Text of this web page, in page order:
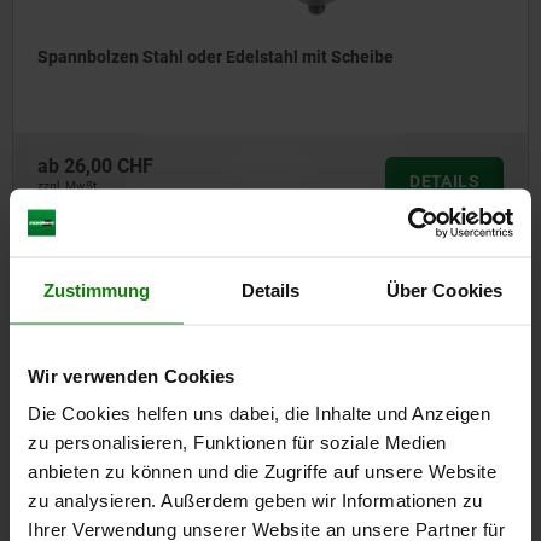
Zustimmung Details Über Cookies
Wir verwenden Cookies
Die Cookies helfen uns dabei, die Inhalte und Anzeigen
zu personalisieren, Funktionen für soziale Medien
anbieten zu können und die Zugriffe auf unsere Website
zu analysieren. Außerdem geben wir Informationen zu
Ihrer Verwendung unserer Website an unsere Partner für
Spannbolzen Stahl oder Edelstahl mit Scheibe
ab 26,00 CHF
zzgl. MwSt.
DETAILS
04755
Spannbolzen Stahl oder Edelstahl mit Klemmwinkel